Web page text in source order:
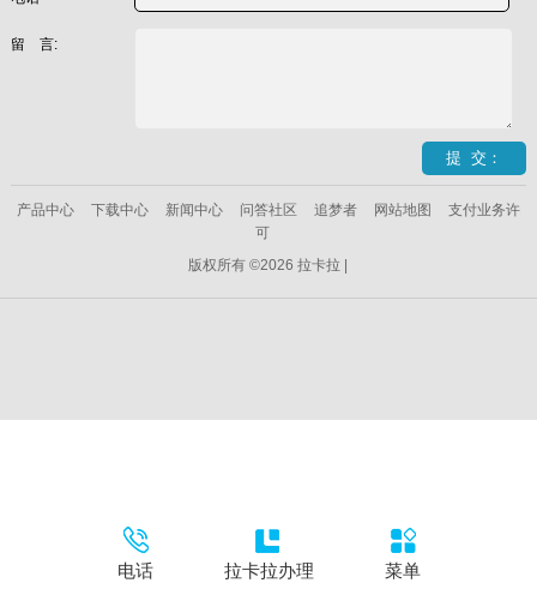
留 言:
产品中心 下载中心 新闻中心 问答社区 追梦者 网站地图
支付业务许
可
版权所有 ©2026 拉卡拉 |
电话 拉卡拉办理 菜单